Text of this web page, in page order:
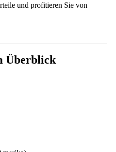
und profitieren Sie von
Überblick